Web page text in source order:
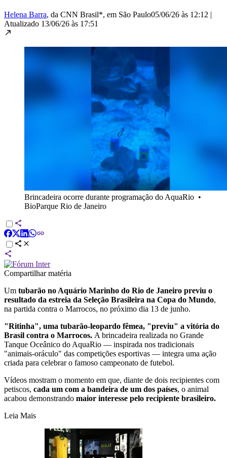
Helena Barra, da CNN Brasil*, em São Paulo05/06/26 às 12:12 |
Atualizado 13/06/26 às 17:51
Brincadeira ocorre durante programação do AquaRio •
BioParque Rio de Janeiro
Compartilhar matéria
Um tubarão no Aquário Marinho do Rio de Janeiro previu o
resultado da estreia da Seleção Brasileira na Copa do Mundo,
na partida contra o Marrocos, no próximo dia 13 de junho.
"Ritinha", uma tubarão-leopardo fêmea, "previu" a vitória do
Brasil contra o Marrocos. A brincadeira realizada no Grande
Tanque Oceânico do AquaRio — inspirada nos tradicionais
"animais-oráculo" das competições esportivas — integra uma ação
criada para celebrar o famoso campeonato de futebol.
Vídeos mostram o momento em que, diante de dois recipientes com
petiscos, cada um com a bandeira de um dos países, o animal
acabou demonstrando maior interesse pelo recipiente brasileiro.
Leia Mais